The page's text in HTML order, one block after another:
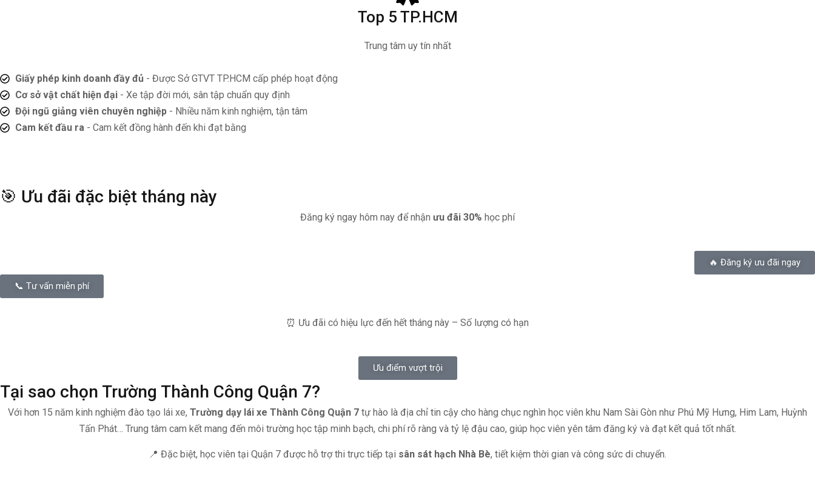
Top 5 TP.HCM
Trung tâm uy tín nhất
Giấy phép kinh doanh đầy đủ - Được Sở GTVT TP.HCM cấp phép hoạt động
Cơ sở vật chất hiện đại - Xe tập đời mới, sân tập chuẩn quy định
Đội ngũ giảng viên chuyên nghiệp - Nhiều năm kinh nghiệm, tận tâm
Cam kết đầu ra - Cam kết đồng hành đến khi đạt bằng
🎯 Ưu đãi đặc biệt tháng này
Đăng ký ngay hôm nay để nhận ưu đãi 30% học phí
🔥 Đăng ký ưu đãi ngay
📞 Tư vấn miễn phí
⏰ Ưu đãi có hiệu lực đến hết tháng này – Số lượng có hạn
Ưu điểm vượt trội
Tại sao chọn Trường Thành Công Quận 7?
Với hơn 15 năm kinh nghiệm đào tạo lái xe, Trường dạy lái xe Thành Công Quận 7 tự hào là địa chỉ tin cậy cho hàng chục nghìn học viên khu Nam Sài Gòn như Phú Mỹ Hưng, Him Lam, Huỳnh
Tấn Phát… Trung tâm cam kết mang đến môi trường học tập minh bạch, chi phí rõ ràng và tỷ lệ đậu cao, giúp học viên yên tâm đăng ký và đạt kết quả tốt nhất.
📍 Đặc biệt, học viên tại Quận 7 được hỗ trợ thi trực tiếp tại sân sát hạch Nhà Bè, tiết kiệm thời gian và công sức di chuyển.